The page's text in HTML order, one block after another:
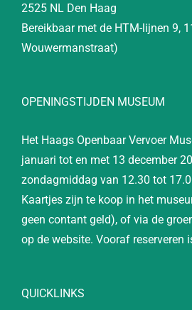
2525 NL Den Haag
Bereikbaar met de HTM-lijnen 9,
Wouwermanstraat)
OPENINGSTIJDEN MUSEUM
Het Haags Openbaar Vervoer
januari tot en met 13 december
zondagmiddag van 12.30 tot
Kaartjes zijn te koop in het
geen contant geld), of via de
op de website. Vooraf reserveren
QUICKLINKS